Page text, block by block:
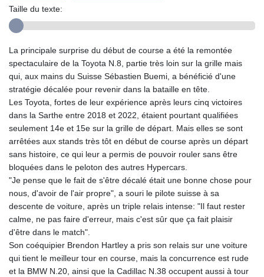
Taille du texte:
La principale surprise du début de course a été la remontée
spectaculaire de la Toyota N.8, partie très loin sur la grille mais
qui, aux mains du Suisse Sébastien Buemi, a bénéficié d'une
stratégie décalée pour revenir dans la bataille en tête.
Les Toyota, fortes de leur expérience après leurs cinq victoires
dans la Sarthe entre 2018 et 2022, étaient pourtant qualifiées
seulement 14e et 15e sur la grille de départ. Mais elles se sont
arrêtées aux stands très tôt en début de course après un départ
sans histoire, ce qui leur a permis de pouvoir rouler sans être
bloquées dans le peloton des autres Hypercars.
"Je pense que le fait de s'être décalé était une bonne chose pour
nous, d'avoir de l'air propre", a souri le pilote suisse à sa
descente de voiture, après un triple relais intense: "Il faut rester
calme, ne pas faire d'erreur, mais c'est sûr que ça fait plaisir
d'être dans le match".
Son coéquipier Brendon Hartley a pris son relais sur une voiture
qui tient le meilleur tour en course, mais la concurrence est rude
et la BMW N.20, ainsi que la Cadillac N.38 occupent aussi à tour